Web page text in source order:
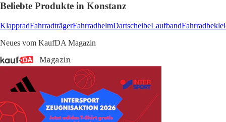
Beliebte Produkte in Konstanz
KlappradFahrradträgerFahrradhelmDartscheibeLaufband
Neues vom KaufDA Magazin